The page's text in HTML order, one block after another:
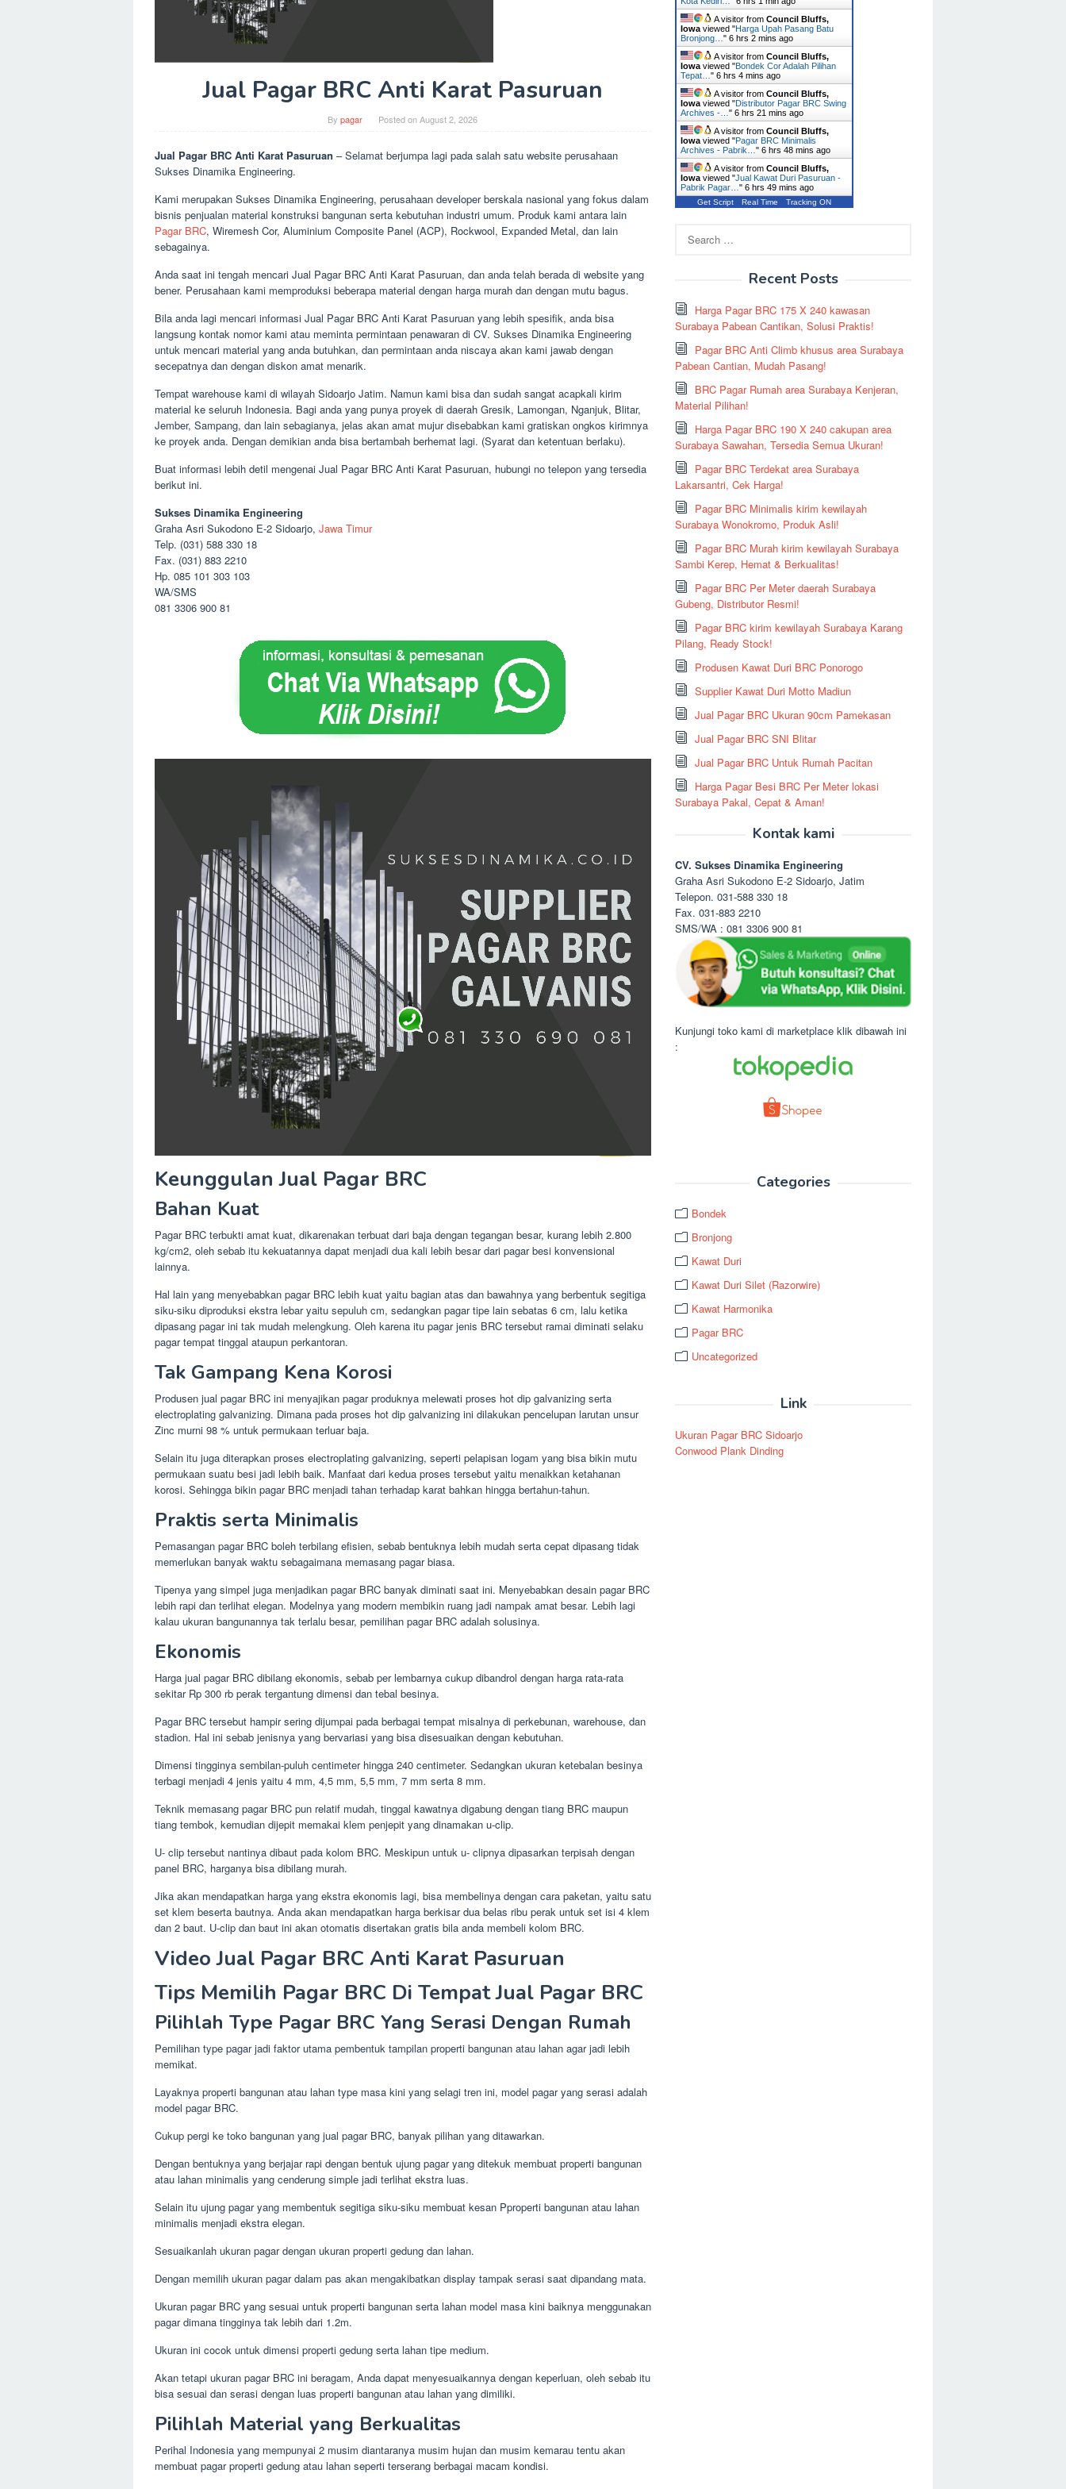
Jual Pagar BRC Anti Karat Pasuruan
Bypagar Posted onAugust 2, 2026
Jual Pagar BRC Anti Karat Pasuruan – Selamat berjumpa lagi pada salah satu website perusahaan
Sukses Dinamika Engineering.
Kami merupakan Sukses Dinamika Engineering, perusahaan developer berskala nasional yang fokus dalam
bisnis penjualan material konstruksi bangunan serta kebutuhan industri umum. Produk kami antara lain
Pagar BRC, Wiremesh Cor, Aluminium Composite Panel (ACP), Rockwool, Expanded Metal, dan lain
sebagainya.
Anda saat ini tengah mencari Jual Pagar BRC Anti Karat Pasuruan, dan anda telah berada di website yang
bener. Perusahaan kami memproduksi beberapa material dengan harga murah dan dengan mutu bagus.
Bila anda lagi mencari informasi Jual Pagar BRC Anti Karat Pasuruan yang lebih spesifik, anda bisa
langsung kontak nomor kami atau meminta permintaan penawaran di CV. Sukses Dinamika Engineering
untuk mencari material yang anda butuhkan, dan permintaan anda niscaya akan kami jawab dengan
secepatnya dan dengan diskon amat menarik.
Tempat warehouse kami di wilayah Sidoarjo Jatim. Namun kami bisa dan sudah sangat acapkali kirim
material ke seluruh Indonesia. Bagi anda yang punya proyek di daerah Gresik, Lamongan, Nganjuk, Blitar,
Jember, Sampang, dan lain sebagianya, jelas akan amat mujur disebabkan kami gratiskan ongkos kirimnya
ke proyek anda. Dengan demikian anda bisa bertambah berhemat lagi. (Syarat dan ketentuan berlaku).
Buat informasi lebih detil mengenai Jual Pagar BRC Anti Karat Pasuruan, hubungi no telepon yang tersedia
berikut ini.
Sukses Dinamika Engineering
Graha Asri Sukodono E-2 Sidoarjo, Jawa Timur
Telp. (031) 588 330 18
Fax. (031) 883 2210
Hp. 085 101 303 103
WA/SMS
081 3306 900 81
Keunggulan Jual Pagar BRC
Bahan Kuat
Pagar BRC terbukti amat kuat, dikarenakan terbuat dari baja dengan tegangan besar, kurang lebih 2.800
kg/cm2, oleh sebab itu kekuatannya dapat menjadi dua kali lebih besar dari pagar besi konvensional
lainnya.
Hal lain yang menyebabkan pagar BRC lebih kuat yaitu bagian atas dan bawahnya yang berbentuk segitiga
siku-siku diproduksi ekstra lebar yaitu sepuluh cm, sedangkan pagar tipe lain sebatas 6 cm, lalu ketika
dipasang pagar ini tak mudah melengkung. Oleh karena itu pagar jenis BRC tersebut ramai diminati selaku
pagar tempat tinggal ataupun perkantoran.
Tak Gampang Kena Korosi
Produsen jual pagar BRC ini menyajikan pagar produknya melewati proses hot dip galvanizing serta
electroplating galvanizing. Dimana pada proses hot dip galvanizing ini dilakukan pencelupan larutan unsur
Zinc murni 98 % untuk permukaan terluar baja.
Selain itu juga diterapkan proses electroplating galvanizing, seperti pelapisan logam yang bisa bikin mutu
permukaan suatu besi jadi lebih baik. Manfaat dari kedua proses tersebut yaitu menaikkan ketahanan
korosi. Sehingga bikin pagar BRC menjadi tahan terhadap karat bahkan hingga bertahun-tahun.
Praktis serta Minimalis
Pemasangan pagar BRC boleh terbilang efisien, sebab bentuknya lebih mudah serta cepat dipasang tidak
memerlukan banyak waktu sebagaimana memasang pagar biasa.
Tipenya yang simpel juga menjadikan pagar BRC banyak diminati saat ini. Menyebabkan desain pagar BRC
lebih rapi dan terlihat elegan. Modelnya yang modern membikin ruang jadi nampak amat besar. Lebih lagi
kalau ukuran bangunannya tak terlalu besar, pemilihan pagar BRC adalah solusinya.
Ekonomis
Harga jual pagar BRC dibilang ekonomis, sebab per lembarnya cukup dibandrol dengan harga rata-rata
sekitar Rp 300 rb perak tergantung dimensi dan tebal besinya.
Pagar BRC tersebut hampir sering dijumpai pada berbagai tempat misalnya di perkebunan, warehouse, dan
stadion. Hal ini sebab jenisnya yang bervariasi yang bisa disesuaikan dengan kebutuhan.
Dimensi tingginya sembilan-puluh centimeter hingga 240 centimeter. Sedangkan ukuran ketebalan besinya
terbagi menjadi 4 jenis yaitu 4 mm, 4,5 mm, 5,5 mm, 7 mm serta 8 mm.
Teknik memasang pagar BRC pun relatif mudah, tinggal kawatnya digabung dengan tiang BRC maupun
tiang tembok, kemudian dijepit memakai klem penjepit yang dinamakan u-clip.
U- clip tersebut nantinya dibaut pada kolom BRC. Meskipun untuk u- clipnya dipasarkan terpisah dengan
panel BRC, harganya bisa dibilang murah.
Jika akan mendapatkan harga yang ekstra ekonomis lagi, bisa membelinya dengan cara paketan, yaitu satu
set klem beserta bautnya. Anda akan mendapatkan harga berkisar dua belas ribu perak untuk set isi 4 klem
dan 2 baut. U-clip dan baut ini akan otomatis disertakan gratis bila anda membeli kolom BRC.
Video Jual Pagar BRC Anti Karat Pasuruan
Tips Memilih Pagar BRC Di Tempat Jual Pagar BRC
Pilihlah Type Pagar BRC Yang Serasi Dengan Rumah
Pemilihan type pagar jadi faktor utama pembentuk tampilan properti bangunan atau lahan agar jadi lebih
memikat.
Layaknya properti bangunan atau lahan type masa kini yang selagi tren ini, model pagar yang serasi adalah
model pagar BRC.
Cukup pergi ke toko bangunan yang jual pagar BRC, banyak pilihan yang ditawarkan.
Dengan bentuknya yang berjajar rapi dengan bentuk ujung pagar yang ditekuk membuat properti bangunan
atau lahan minimalis yang cenderung simple jadi terlihat ekstra luas.
Selain itu ujung pagar yang membentuk segitiga siku-siku membuat kesan Pproperti bangunan atau lahan
minimalis menjadi ekstra elegan.
Sesuaikanlah ukuran pagar dengan ukuran properti gedung dan lahan.
Dengan memilih ukuran pagar dalam pas akan mengakibatkan display tampak serasi saat dipandang mata.
Ukuran pagar BRC yang sesuai untuk properti bangunan serta lahan model masa kini baiknya menggunakan
pagar dimana tingginya tak lebih dari 1.2m.
Ukuran ini cocok untuk dimensi properti gedung serta lahan tipe medium.
Akan tetapi ukuran pagar BRC ini beragam, Anda dapat menyesuaikannya dengan keperluan, oleh sebab itu
bisa sesuai dan serasi dengan luas properti bangunan atau lahan yang dimiliki.
Pilihlah Material yang Berkualitas
Perihal Indonesia yang mempunyai 2 musim diantaranya musim hujan dan musim kemarau tentu akan
membuat pagar properti gedung atau lahan seperti terserang berbagai macam kondisi.
A visitor fromCouncil Bluffs,
Iowa viewed "Harga Upah Pasang Batu
Bronjong…"6 hrs 2 mins ago
A visitor fromCouncil Bluffs,
Iowa viewed "Bondek Cor Adalah Pilihan
Tepat…"6 hrs 4 mins ago
A visitor fromCouncil Bluffs,
Iowa viewed "Distributor Pagar BRC Swing
Archives -…"6 hrs 21 mins ago
A visitor fromCouncil Bluffs,
Iowa viewed "Pagar BRC Minimalis
Archives - Pabrik…"6 hrs 48 mins ago
A visitor fromCouncil Bluffs,
Iowa viewed "Jual Kawat Duri Pasuruan -
Pabrik Pagar…"6 hrs 49 mins ago
Get Script Real Time Tracking ON
for:
Recent Posts
Harga Pagar BRC 175 X 240 kawasan
Surabaya Pabean Cantikan, Solusi Praktis!
Pagar BRC Anti Climb khusus area Surabaya
Pabean Cantian, Mudah Pasang!
BRC Pagar Rumah area Surabaya Kenjeran,
Material Pilihan!
Harga Pagar BRC 190 X 240 cakupan area
Surabaya Sawahan, Tersedia Semua Ukuran!
Pagar BRC Terdekat area Surabaya
Lakarsantri, Cek Harga!
Pagar BRC Minimalis kirim kewilayah
Surabaya Wonokromo, Produk Asli!
Pagar BRC Murah kirim kewilayah Surabaya
Sambi Kerep, Hemat & Berkualitas!
Pagar BRC Per Meter daerah Surabaya
Gubeng, Distributor Resmi!
Pagar BRC kirim kewilayah Surabaya Karang
Pilang, Ready Stock!
Produsen Kawat Duri BRC Ponorogo
Supplier Kawat Duri Motto Madiun
Jual Pagar BRC Ukuran 90cm Pamekasan
Jual Pagar BRC SNI Blitar
Jual Pagar BRC Untuk Rumah Pacitan
Harga Pagar Besi BRC Per Meter lokasi
Surabaya Pakal, Cepat & Aman!
Kontak kami
CV. Sukses Dinamika Engineering
Graha Asri Sukodono E-2 Sidoarjo, Jatim
Telepon. 031-588 330 18
Fax. 031-883 2210
SMS/WA : 081 3306 900 81
Kunjungi toko kami di marketplace klik dibawah ini
:
Categories
Bondek
Bronjong
Kawat Duri
Kawat Duri Silet (Razorwire)
Kawat Harmonika
Pagar BRC
Uncategorized
Link
Ukuran Pagar BRC Sidoarjo
Conwood Plank Dinding